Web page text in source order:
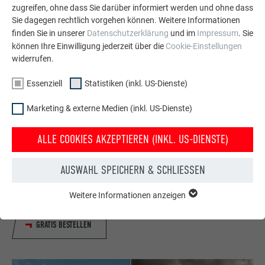
Kostenlos PREFA Prospekte bestellen
Dach, Fassade, Solar, Dachentwässerung &
Hochwasserschutz – mit PREFA Produkten aus Aluminium
GRATIS BESTELLEN
zugreifen, ohne dass Sie darüber informiert werden und ohne dass
Sie dagegen rechtlich vorgehen können. Weitere Informationen
finden Sie in unserer Datenschutzerklärung und im Impressum. Sie
können Ihre Einwilligung jederzeit über die Cookie-Einstellungen
widerrufen.
Essenziell Statistiken (inkl. US-Dienste)
Marketing & externe Medien (inkl. US-Dienste)
ALLE COOKIES AKZEPTIEREN (INKL. US-DIENSTE)
AUSWAHL SPEICHERN & SCHLIESSEN
Funktionen der Website benötigt. Dadurch ist gewährleistet,
dass die Website einwandfrei funktioniert.
Name PHPSESSID
Cookie-Informationen anzeigen
Weitere Informationen anzeigen